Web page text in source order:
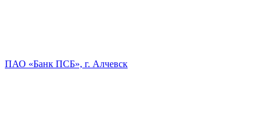
ПАО «Банк ПСБ», г. Алчевск